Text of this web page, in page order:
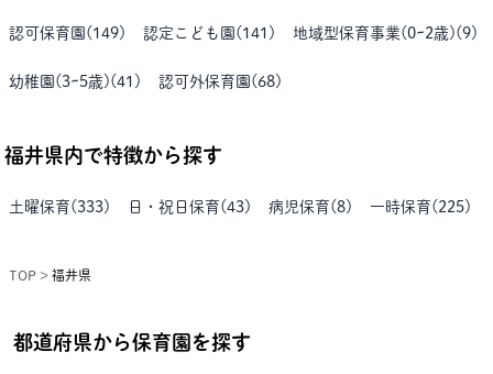
認可保育園 ( 149) 認定こども園 ( 141 ) 地域型保育事業(0~2歳)(9)
幼稚園(3~5歳)(41 ) 認可外保育園 ( 68)
福井県内で特徴から探す
土曜保育(333) 日・祝日保育(43) 病児保育(8) 一時保育( 225)
TOP > 福井県
都道府県から保育園を探す